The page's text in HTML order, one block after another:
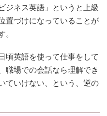
ジネス英語」というと上級
置づけになっていることが
頃英語を使って仕事をして
職場での会話なら理解でき
ていけない、という、逆の